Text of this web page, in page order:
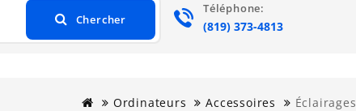
Chercher
Téléphone:
(819) 373-4813
Ordinateurs Accessoires Éclairages